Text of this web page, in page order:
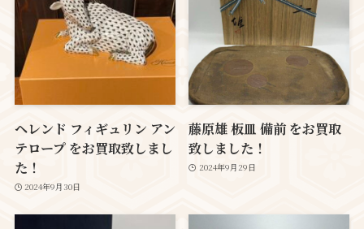
ヘレンド フィギュリン アン
テロープ をお買取致しまし
た！
2024年9月30日
藤原雄 板皿 備前 をお買取
致しました！
2024年9月29日